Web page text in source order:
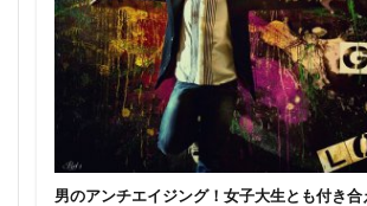
男のアンチエイジング！女子大生とも付き合